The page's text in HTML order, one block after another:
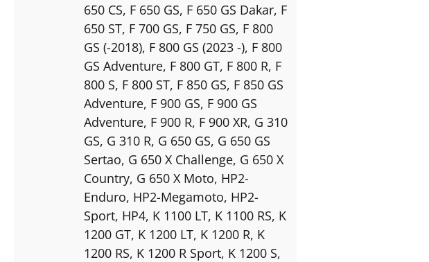
650 CS, F 650 GS, F 650 GS Dakar, F
650 ST, F 700 GS, F 750 GS, F 800
GS (-2018), F 800 GS (2023 -), F 800
GS Adventure, F 800 GT, F 800 R, F
800 S, F 800 ST, F 850 GS, F 850 GS
Adventure, F 900 GS, F 900 GS
Adventure, F 900 R, F 900 XR, G 310
GS, G 310 R, G 650 GS, G 650 GS
Sertao, G 650 X Challenge, G 650 X
Country, G 650 X Moto, HP2-
Enduro, HP2-Megamoto, HP2-
Sport, HP4, K 1100 LT, K 1100 RS, K
1200 GT, K 1200 LT, K 1200 R, K
1200 RS, K 1200 R Sport, K 1200 S,